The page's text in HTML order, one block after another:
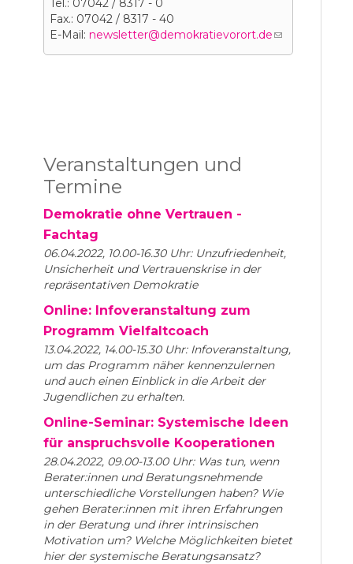
Tel.: 07042 / 8317 - 0
Fax.: 07042 / 8317 - 40
E-Mail: newsletter@demokratievorort.de(link
sends
Veranstaltungen und
Termine
Demokratie ohne Vertrauen -
Fachtag
06.04.2022, 10.00-16.30 Uhr: Unzufriedenheit,
Unsicherheit und Vertrauenskrise in der
repräsentativen Demokratie
Online: Infoveranstaltung zum
Programm Vielfaltcoach
13.04.2022, 14.00-15.30 Uhr: Infoveranstaltung,
um das Programm näher kennenzulernen
und auch einen Einblick in die Arbeit der
Jugendlichen zu erhalten.
Online-Seminar: Systemische Ideen
für anspruchsvolle Kooperationen
28.04.2022, 09.00-13.00 Uhr: Was tun, wenn
Berater:innen und Beratungsnehmende
unterschiedliche Vorstellungen haben? Wie
gehen Berater:innen mit ihren Erfahrungen
in der Beratung und ihrer intrinsischen
Motivation um? Welche Möglichkeiten bietet
hier der systemische Beratungsansatz?